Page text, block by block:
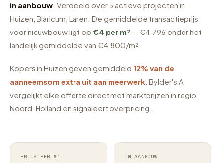
in aanbouw . Verdeeld over 5 actieve projecten in
Huizen, Blaricum, Laren. De gemiddelde transactieprijs
voor nieuwbouw ligt op €4 per m² — €4.796 onder het
landelijk gemiddelde van €4.800/m².
Kopers in Huizen geven gemiddeld 12% van de
aanneemsom extra uit aan meerwerk . Bylder's AI
vergelijkt elke offerte direct met marktprijzen in regio
Noord-Holland en signaleert overpricing.
PRIJS PER M² IN AANBOUW